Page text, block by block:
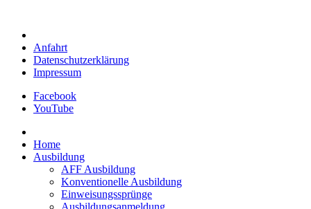
Anfahrt
Datenschutzerklärung
Impressum
Facebook
YouTube
Home
Ausbildung
AFF Ausbildung
Konventionelle Ausbildung
Einweisungssprünge
Ausbildungsanmeldung